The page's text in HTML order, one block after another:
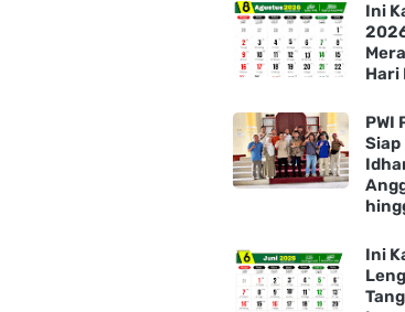
Ini
Hari
PWI
Ini